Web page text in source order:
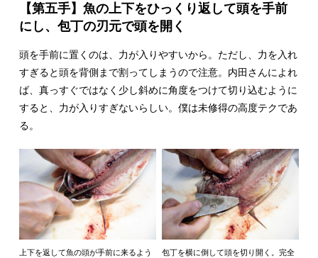
【第五手】魚の上下をひっくり返して頭を手前
にし、包丁の刃元で頭を開く
頭を手前に置くのは、力が入りやすいから。ただし、力を入れ
すぎると頭を背側まで割ってしまうので注意。内田さんによれ
ば、真っすぐではなく少し斜めに角度をつけて切り込むように
すると、力が入りすぎないらしい。僕は未修得の高度テクであ
る。
上下を返して魚の頭が手前に来るよう
包丁を横に倒して頭を切り開く。完全